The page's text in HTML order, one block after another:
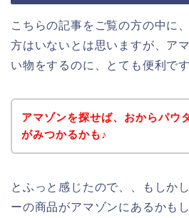
こちらの記事をご覧の方の中に
方はいないとは思いますが、ア
い物をするのに、とても便利で
アマゾンを探せば、おからパウ
がみつかるかも♪
とふっと感じたので、、もしか
ーの商品がアマゾンにあるかも